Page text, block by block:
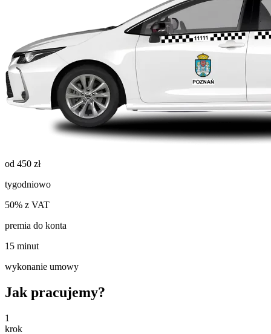
od 450 zł
tygodniowo
50% z VAT
premia do konta
15 minut
wykonanie umowy
Jak pracujemy?
1
krok